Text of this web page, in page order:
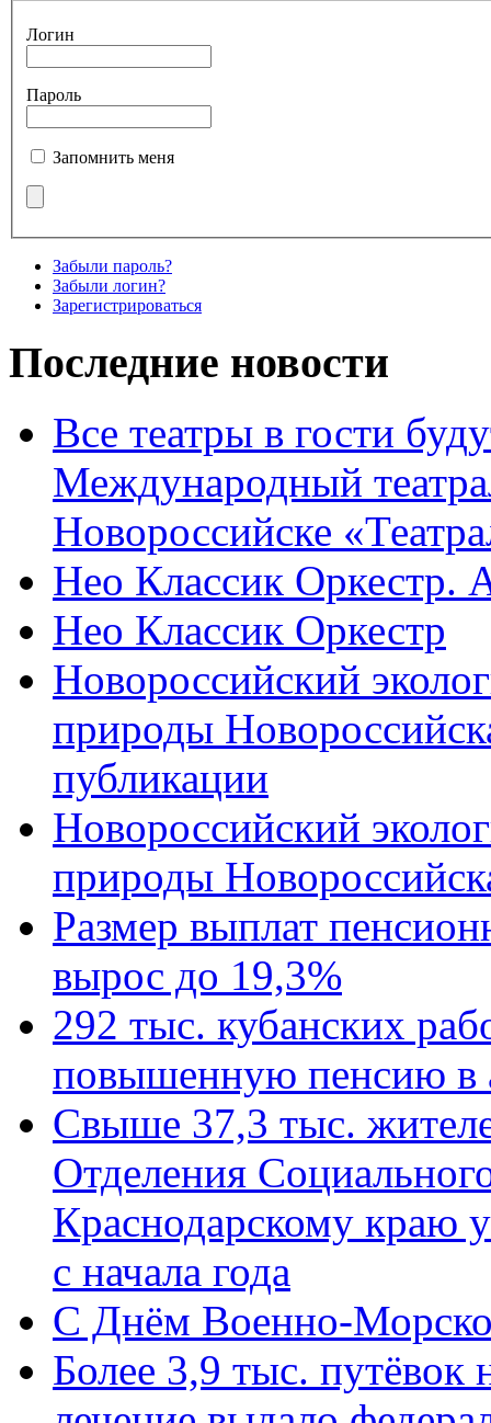
Логин
Пароль
Запомнить меня
Забыли пароль?
Забыли логин?
Зарегистрироваться
Последние новости
Все театры в гости
Международный
Новороссийске
Нео Классик Оркестр.
Нео Классик Оркестр
Новороссийский
природы
публикации
Новороссийский
природы
Размер выплат
вырос до 19,3%
292 тыс. кубанских
повышенную пенсию в
Свыше 37,3 тыс.
Отделения
Краснодарскому краю
с начала года
C Днём Военно-
Более 3,9 тыс. путёвок